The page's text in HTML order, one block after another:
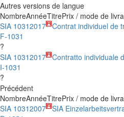
Autres versions de langue
NombreAnnéeTitrePrix / mode de
SIA 1031
F-1031
?
2017 Contrat individuel de
SIA 1031
I-1031
?
2017 Contratto individuale
Précédent
NombreAnnéeTitrePrix / mode de
SIA 10312007 SIA